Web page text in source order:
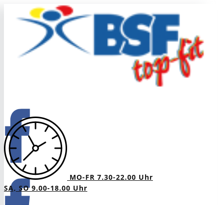
MO-FR 7.30-22.00 Uhr
SA, SO 9.00-18.00 Uhr